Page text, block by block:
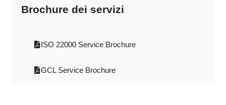
Brochure dei servizi
ISO 22000 Service Brochure
GCL Service Brochure